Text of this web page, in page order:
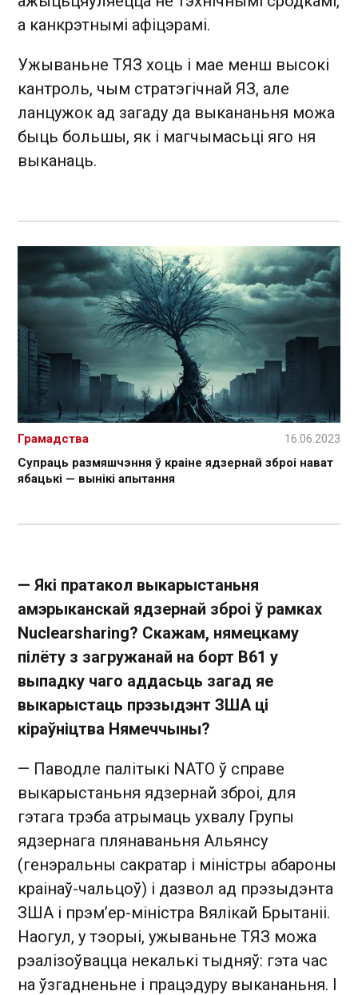
а канкрэтнымі афіцэрамі.
Ужываньне ТЯЗ хоць і мае менш высокі
кантроль, чым стратэгічнай ЯЗ, але
ланцужок ад загаду да выкананьня можа
быць большы, як і магчымасьці яго ня
выканаць.
Супраць размяшчэння ў краіне ядзернай зброі нават
ябацькі — вынікі апытання
Грамадства 16.06.2023
— Які пратакол выкарыстаньня
амэрыканскай ядзернай зброі ў рамках
Nuclearsharing? Скажам, нямецкаму
пілёту з загружанай на борт В61 у
выпадку чаго аддасьць загад яе
выкарыстаць прэзыдэнт ЗША ці
кіраўніцтва Нямеччыны?
— Паводле палітыкі NATO ў справе
выкарыстаньня ядзернай зброі, для
гэтага трэба атрымаць ухвалу Групы
ядзернага плянаваньня Альянсу
(генэральны сакратар і міністры абароны
краінаў-чальцоў) і дазвол ад прэзыдэнта
ЗША і прэмʼер-міністра Вялікай Брытаніі.
Наогул, у тэорыі, ужываньне ТЯЗ можа
рэалізоўвацца некалькі тыдняў: гэта час
на ўзгадненьне і працэдуру выкананьня. І